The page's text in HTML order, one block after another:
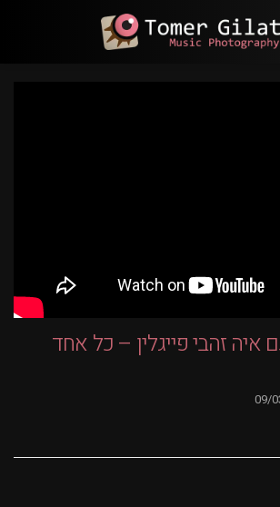
איה זהבי פייגלין – כל אחד
09/